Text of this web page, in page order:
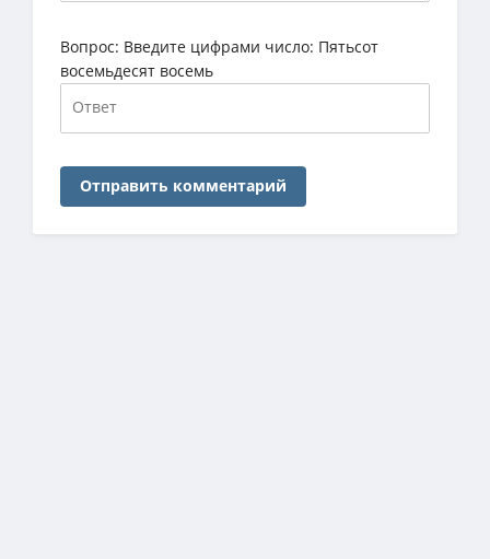
Вопрос: Введите цифрами число: Пятьсот
восемьдесят восемь
Отправить комментарий